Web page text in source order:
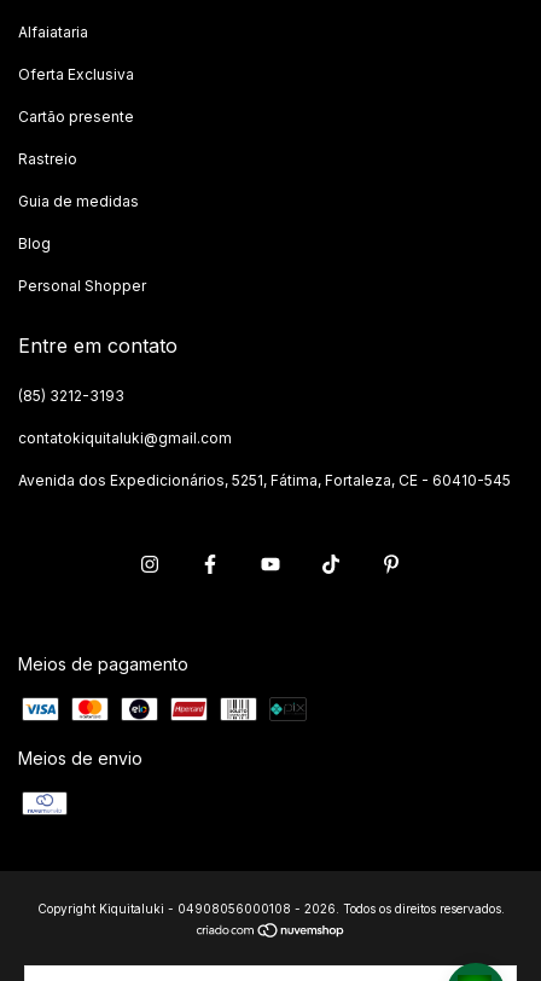
Alfaiataria
Oferta Exclusiva
Cartão presente
Rastreio
Guia de medidas
Blog
Personal Shopper
Entre em contato
(85) 3212-3193
contatokiquitaluki@gmail.com
Avenida dos Expedicionários, 5251, Fátima, Fortaleza, CE - 60410-545
Meios de pagamento
Meios de envio
Copyright Kiquitaluki - 04908056000108 - 2026. Todos os direitos reservados.